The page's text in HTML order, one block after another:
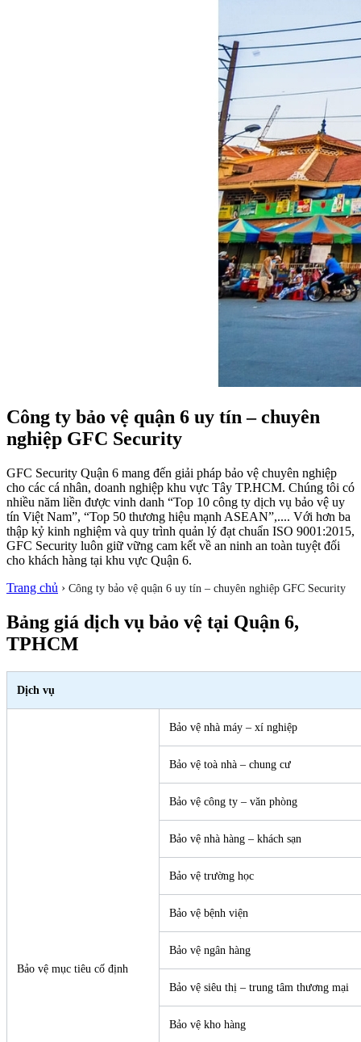
Công ty bảo vệ quận 6 uy tín – chuyên
nghiệp GFC Security
GFC Security Quận 6 mang đến giải pháp bảo vệ chuyên nghiệp
cho các cá nhân, doanh nghiệp khu vực Tây TP.HCM. Chúng tôi có
nhiều năm liền được vinh danh “Top 10 công ty dịch vụ bảo vệ uy
tín Việt Nam”, “Top 50 thương hiệu mạnh ASEAN”,.... Với hơn ba
thập kỷ kinh nghiệm và quy trình quản lý đạt chuẩn ISO 9001:2015,
GFC Security luôn giữ vững cam kết về an ninh an toàn tuyệt đối
cho khách hàng tại khu vực Quận 6.
Trang chủ › Công ty bảo vệ quận 6 uy tín – chuyên nghiệp GFC Security
Bảng giá dịch vụ bảo vệ tại Quận 6,
TPHCM
Dịch vụ
Bảo vệ mục tiêu cố định
Bảo vệ nhà máy – xí nghiệp
Bảo vệ toà nhà – chung cư
Bảo vệ công ty – văn phòng
Bảo vệ nhà hàng – khách sạn
Bảo vệ trường học
Bảo vệ bệnh viện
Bảo vệ ngân hàng
Bảo vệ siêu thị – trung tâm thương mại
Bảo vệ kho hàng